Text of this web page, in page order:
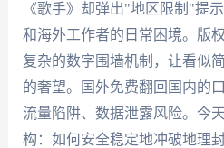
《歌手》却弹出"地区限制"
和海外工作者的日常困境。版
复杂的数字围墙机制，让看似
的奢望。国外免费翻回国内的
流量陷阱、数据泄露风险。今
构：如何安全稳定地冲破地理